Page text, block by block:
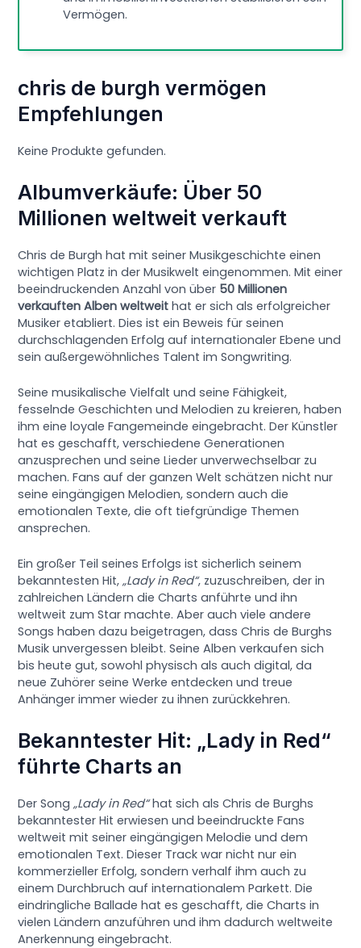
Vermögen.
chris de burgh vermögen
Empfehlungen
Keine Produkte gefunden.
Albumverkäufe: Über 50
Millionen weltweit verkauft
Chris de Burgh hat mit seiner Musikgeschichte einen
wichtigen Platz in der Musikwelt eingenommen. Mit einer
beeindruckenden Anzahl von über 50 Millionen
verkauften Alben weltweit hat er sich als erfolgreicher
Musiker etabliert. Dies ist ein Beweis für seinen
durchschlagenden Erfolg auf internationaler Ebene und
sein außergewöhnliches Talent im Songwriting.
Seine musikalische Vielfalt und seine Fähigkeit,
fesselnde Geschichten und Melodien zu kreieren, haben
ihm eine loyale Fangemeinde eingebracht. Der Künstler
hat es geschafft, verschiedene Generationen
anzusprechen und seine Lieder unverwechselbar zu
machen. Fans auf der ganzen Welt schätzen nicht nur
seine eingängigen Melodien, sondern auch die
emotionalen Texte, die oft tiefgründige Themen
ansprechen.
Ein großer Teil seines Erfolgs ist sicherlich seinem
bekanntesten Hit,„Lady in Red“, zuzuschreiben, der in
zahlreichen Ländern die Charts anführte und ihn
weltweit zum Star machte. Aber auch viele andere
Songs haben dazu beigetragen, dass Chris de Burghs
Musik unvergessen bleibt. Seine Alben verkaufen sich
bis heute gut, sowohl physisch als auch digital, da
neue Zuhörer seine Werke entdecken und treue
Anhänger immer wieder zu ihnen zurückkehren.
Bekanntester Hit: „Lady in Red“
führte Charts an
Der Song„Lady in Red“hat sich als Chris de Burghs
bekanntester Hit erwiesen und beeindruckte Fans
weltweit mit seiner eingängigen Melodie und dem
emotionalen Text. Dieser Track war nicht nur ein
kommerzieller Erfolg, sondern verhalf ihm auch zu
einem Durchbruch auf internationalem Parkett. Die
eindringliche Ballade hat es geschafft, die Charts in
vielen Ländern anzuführen und ihm dadurch weltweite
Anerkennung eingebracht.